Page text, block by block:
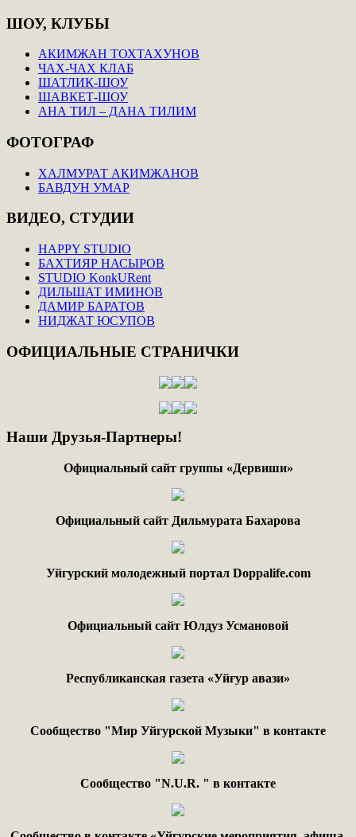
ШОУ, КЛУБЫ
АКИМЖАН ТОХТАХУНОВ
ЧАХ-ЧАХ КЛАБ
ШАТЛИК-ШОУ
ШАВКЕТ-ШОУ
АНА ТИЛ – ДАНА ТИЛИМ
ФОТОГРАФ
ХАЛМУРАТ АКИМЖАНОВ
БАВДУН УМАР
ВИДЕО, СТУДИИ
HAPPY STUDIO
БАХТИЯР НАСЫРОВ
STUDIO KonkURent
ДИЛЬШАТ ИМИНОВ
ДАМИР БАРАТОВ
НИДЖАТ ЮСУПОВ
ОФИЦИАЛЬНЫЕ СТРАНИЧКИ
Наши Друзья-Партнеры!
Официальный сайт группы «Дервиши»
Официальный сайт Дильмурата Бахарова
Уйгурский молодежный портал Doppalife.com
Официальный сайт Юлдуз Усмановой
Республиканская газета «Уйғур авази»
Сообщество "Мир Уйгурской Музыки" в контакте
Сообщество "N.U.R. " в контакте